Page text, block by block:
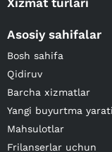
Xizmat turlari
Asosiy sahifalar
Bosh sahifa
Qidiruv
Barcha xizmatlar
Yangi buyurtma
Mahsulotlar
Frilanserlar uchun